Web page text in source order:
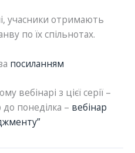
учасники отримають
по їх спільнотах.
посиланням
з цієї серії –
понеділка – вебінар